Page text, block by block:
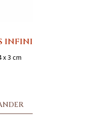
INFINI
x 3 cm